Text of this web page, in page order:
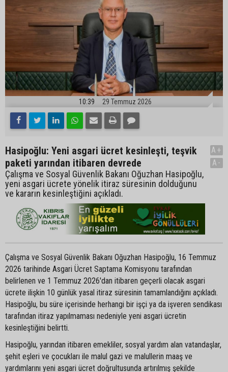
10:39 29 Temmuz 2026
Hasipoğlu: Yeni asgari ücret kesinleşti, teşvik
paketi yarından itibaren devrede
Çalışma ve Sosyal Güvenlik Bakanı Oğuzhan Hasipoğlu,
yeni asgari ücrete yönelik itiraz süresinin dolduğunu
ve kararın kesinleştiğini açıkladı.
A+
A-
Çalışma ve Sosyal Güvenlik Bakanı Oğuzhan Hasipoğlu, 16 Temmuz
2026 tarihinde Asgari Ücret Saptama Komisyonu tarafından
belirlenen ve 1 Temmuz 2026'dan itibaren geçerli olacak asgari
ücrete ilişkin 10 günlük yasal itiraz süresinin tamamlandığını açıkladı.
Hasipoğlu, bu süre içerisinde herhangi bir işçi ya da işveren sendikası
tarafından itiraz yapılmaması nedeniyle yeni asgari ücretin
kesinleştiğini belirtti.
Hasipoğlu, yarından itibaren emekliler, sosyal yardım alan vatandaşlar,
şehit eşleri ve çocukları ile malul gazi ve malullerin maaş ve
yardımlarını yeni asgari ücret doğrultusunda artırılmış şekilde